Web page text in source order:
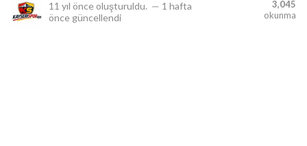
11 yıl önce oluşturuldu. — 1 hafta
önce güncellendi
3,045
okunma